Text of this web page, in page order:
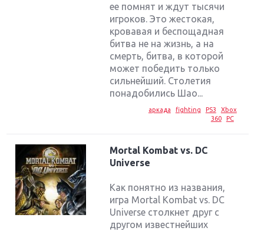
ее помнят и ждут тысячи
игроков. Это жестокая,
кровавая и беспощадная
битва не на жизнь, а на
смерть, битва, в которой
может победить только
сильнейший. Столетия
понадобились Шао...
аркада fighting PS3
Xbox
360
PC
Mortal Kombat vs. DC
Universe
Как понятно из названия,
игра Mortal Kombat vs. DC
Universe столкнет друг с
другом известнейших